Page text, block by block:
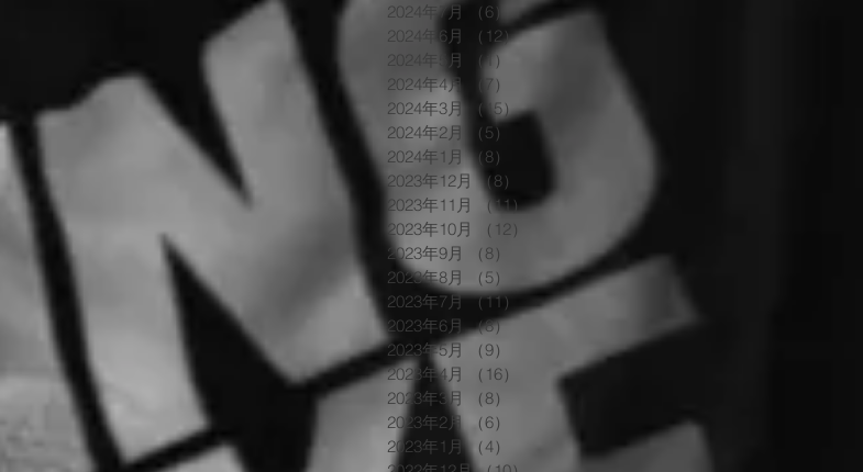
2024年7月
（6）
6件の記事
2024年6月
（12）12件の記事
2024年5月
（1）
2024年4月
（7）
2024年3月
（15）15件の記事
2024年2月
（5）
2024年1月 （8）
2023年12月 （8）
2023年11月
（11）11件の記事
2023年10月
（12）
2023年9月
（8）
2023年8月
（5）
5件の記事
2023年7月 （11）
11件の記事
2023年6月 （8）8件の記事
2023年5月
（9）
2023年4月
（16）
16件の記事
2023年3月
（8）
8件の記事
2023年2月
（6）
2023年1月 （4）
4件の記事